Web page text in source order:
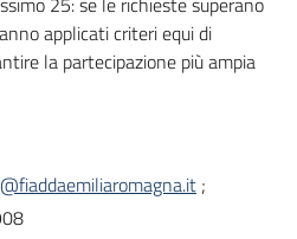
applicati criteri equi di
la partecipazione più ampia
;